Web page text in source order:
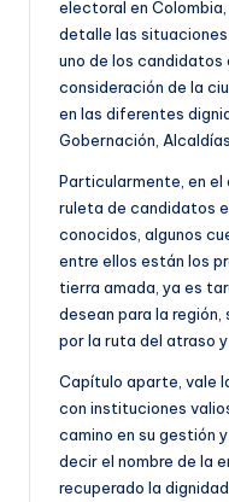
electoral en
detalle las
uno de los candidatos
consideración de la
en las diferentes
Gobernación,
Particularmente, en
ruleta de candidatos
conocidos, algunos
entre ellos están los
tierra amada, ya es
desean para la región,
por la ruta del atraso y
Capítulo aparte, vale
con instituciones
camino en su gestión
decir el nombre de la
recuperado la